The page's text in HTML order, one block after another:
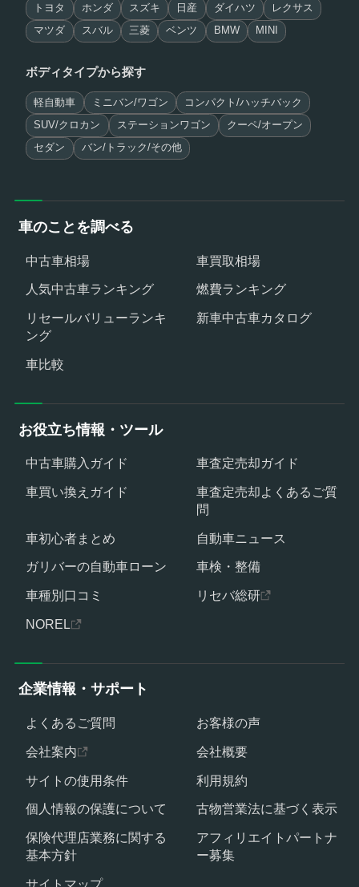
トヨタ ホンダ スズキ 日産 ダイハツ レクサス
マツダ スバル 三菱 ベンツ BMW MINI
ボディタイプから探す
軽自動車 ミニバン/ワゴン コンパクト/ハッチバック
SUV/クロカン ステーションワゴン クーペ/オープン
セダン バン/トラック/その他
車のことを調べる
中古車相場
車買取相場
人気中古車ランキング
燃費ランキング
リセールバリューランキ
ング
新車中古車カタログ
車比較
お役立ち情報・ツール
中古車購入ガイド
車査定売却ガイド
車買い換えガイド
車査定売却よくあるご質
問
車初心者まとめ
自動車ニュース
ガリバーの自動車ローン
車検・整備
車種別口コミ
リセバ総研
NOREL
企業情報・サポート
よくあるご質問
お客様の声
会社案内
会社概要
サイトの使用条件
利用規約
個人情報の保護について
古物営業法に基づく表示
保険代理店業務に関する
基本方針
アフィリエイトパートナ
ー募集
サイトマップ